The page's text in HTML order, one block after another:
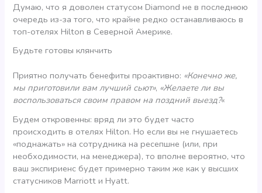
Думаю, что я доволен статусом Diamond не в последнюю
очередь из-за того, что крайне редко останавливаюсь в
топ-отелях Hilton в Северной Америке.
Будьте готовы клянчить
Приятно получать бенефиты проактивно: «Конечно же,
мы приготовили вам лучший сьют», «Желаете ли вы
воспользоваться своим правом на поздний выезд?«
Будем откровенны: вряд ли это будет часто
происходить в отелях Hilton. Но если вы не гнушаетесь
«поднажать» на сотрудника на ресепшне (или, при
необходимости, на менеджера), то вполне вероятно, что
ваш экспириенс будет примерно таким же как у высших
статусников Marriott и Hyatt.